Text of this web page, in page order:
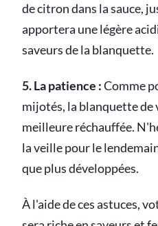
de citron dans la sauce,
apportera une légère
saveurs de la blanquette.
5. La patience :Comme
mijotés, la blanquette de
meilleure réchauffée.
la veille pour le
que plus développées.
À l'aide de ces astuces,